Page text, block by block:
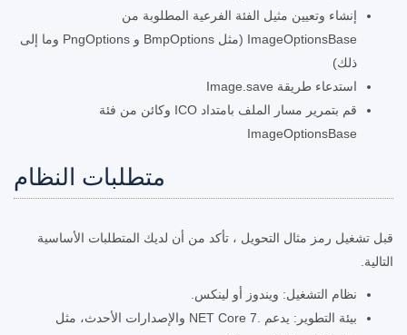
إنشاء وتعيين مثيل الفئة الفرعية المطلوبة من
ImageOptionsBase (مثل BmpOptions و PngOptions وما إلى
ذلك)
استدعاء طريقة Image.save
قم بتمرير مسار الملف بامتداد ICO وكائن من فئة
ImageOptionsBase
متطلبات النظام
قبل تشغيل رمز مثال التحويل ، تأكد من أن لديك المتطلبات الأساسية
التالية.
نظام التشغيل: ويندوز أو لينكس.
بيئة التطوير: يدعم .NET Core 7 والإصدارات الأحدث، مثل